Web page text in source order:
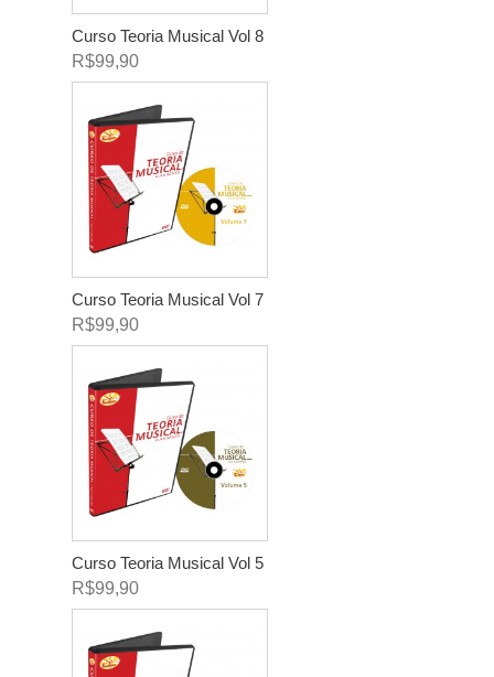
Curso Teoria Musical Vol 8
R$99,90
Curso Teoria Musical Vol 7
R$99,90
Curso Teoria Musical Vol 5
R$99,90